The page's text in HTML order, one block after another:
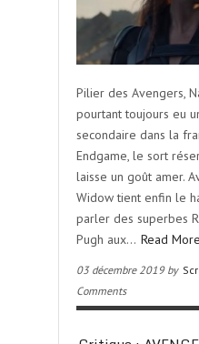
Pilier des Avengers,
pourtant toujours eu
secondaire dans la
Endgame, le sort
laisse un goût amer.
Widow tient enfin le
parler des superbes
Pugh aux… Read
03 décembre 2019 by
Comments